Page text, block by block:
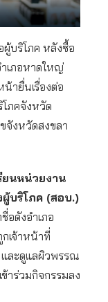
บริโภค หลังซื้อ
เภอหาดใหญ่
น้ายื่นเรื่องต่อ
ภคจังหวัด
จังหวัดสงขลา
ยนหน่วยงาน
บริโภค (สอบ.)
อดังอำเภอ
เจ้าหน้าที่
ละดูแลผิวพรรณ
าร่วมกิจกรรมลง